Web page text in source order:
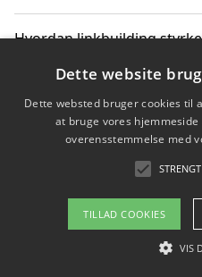
Hvordan linkbuilding
Sådan har udviklingen
ændret sig
Copyright
Om / kontakt
Dette website
Dette websted bruger cookies til
at bruge vores
overensstemmelse med
TILLAD COOKIES
VIS